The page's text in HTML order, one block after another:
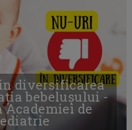
diversificarea
bebelușului -
Academiei de